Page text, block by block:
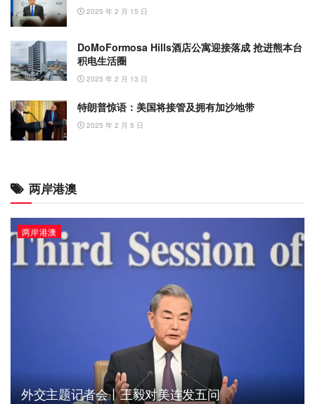
2025 年 2 月 15 日
DoMoFormosa Hills酒店公寓迎接落成 抢进熊本台
积电生活圈
2025 年 2 月 13 日
特朗普惊语：美国将接管及拥有加沙地带
2025 年 2 月 5 日
两岸港澳
两岸港澳
外交主题记者会丨王毅对美连发五问